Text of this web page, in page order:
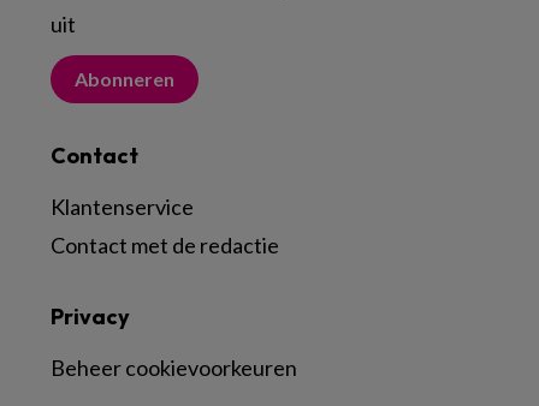
uit
Abonneren
Contact
Klantenservice
Contact met de redactie
Privacy
Beheer cookievoorkeuren